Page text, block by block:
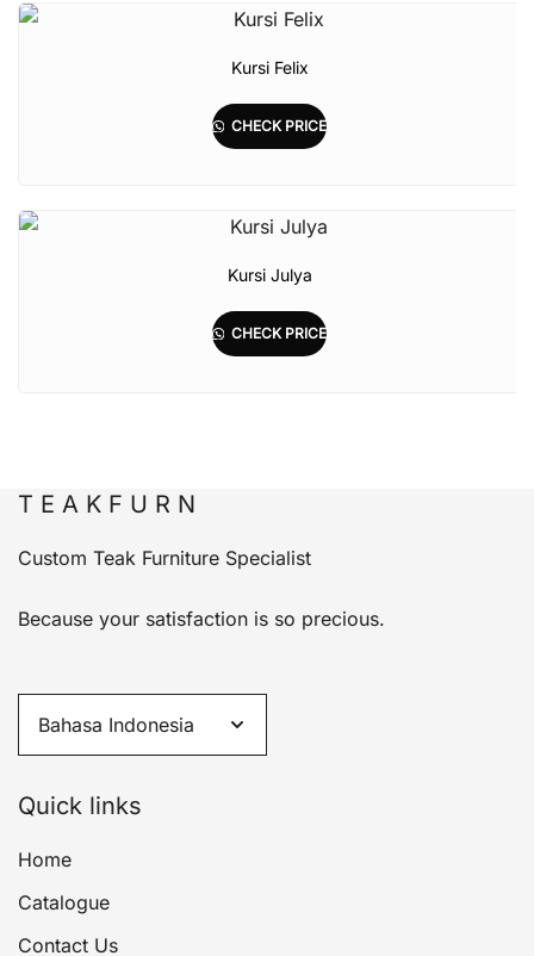
Kursi Felix
CHECK PRICE
Kursi Julya
CHECK PRICE
T E A K F U R N
Custom Teak Furniture Specialist
Because your satisfaction is so precious.
Quick links
Home
Catalogue
Contact Us